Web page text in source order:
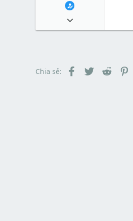
49,065
Chia sẻ: Facebook
TwitterReddit